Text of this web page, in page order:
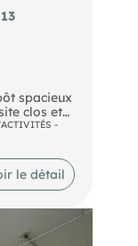
spacieux
clos et
à
bureaux
de
-
le détail